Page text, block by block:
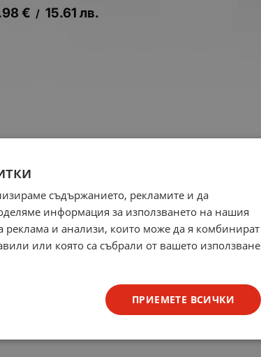
€ / 15.61 лв.
съдържанието, рекламите и да
информация за използването на нашия
реклама и анализи, които може да я комбинират
или която са събрали от вашето използване
ПРИЕМЕТЕ ВСИЧКИ